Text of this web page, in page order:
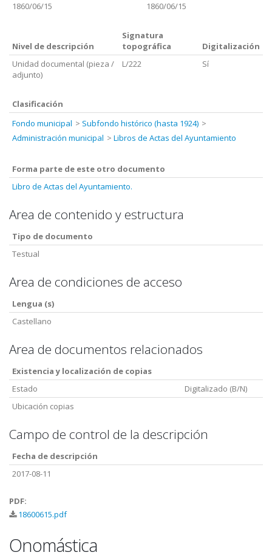
1860/06/15
1860/06/15
Nivel de descripción
Signatura
topográfica
Digitalización
Unidad documental (pieza /
adjunto)
L/222 Sí
Clasificación
Fondo municipal
Subfondo histórico (hasta 1924)
Administración municipal
Libros de Actas del Ayuntamiento
Forma parte de este otro documento
Libro de Actas del Ayuntamiento.
Area de contenido y estructura
Tipo de documento
Testual
Area de condiciones de acceso
Lengua (s)
Castellano
Area de documentos relacionados
Existencia y localización de copias
Estado
Digitalizado (B/N)
Ubicación copias
Campo de control de la descripción
Fecha de descripción
2017-08-11
PDF:
18600615.pdf
Onomástica